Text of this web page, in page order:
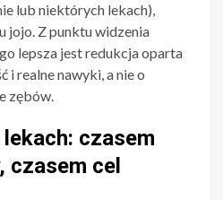
lub niektórych lekach),
jojo. Z punktu widzenia
lepsza jest redukcja oparta
i realne nawyki, a nie o
zębów.
czasem
czasem cel